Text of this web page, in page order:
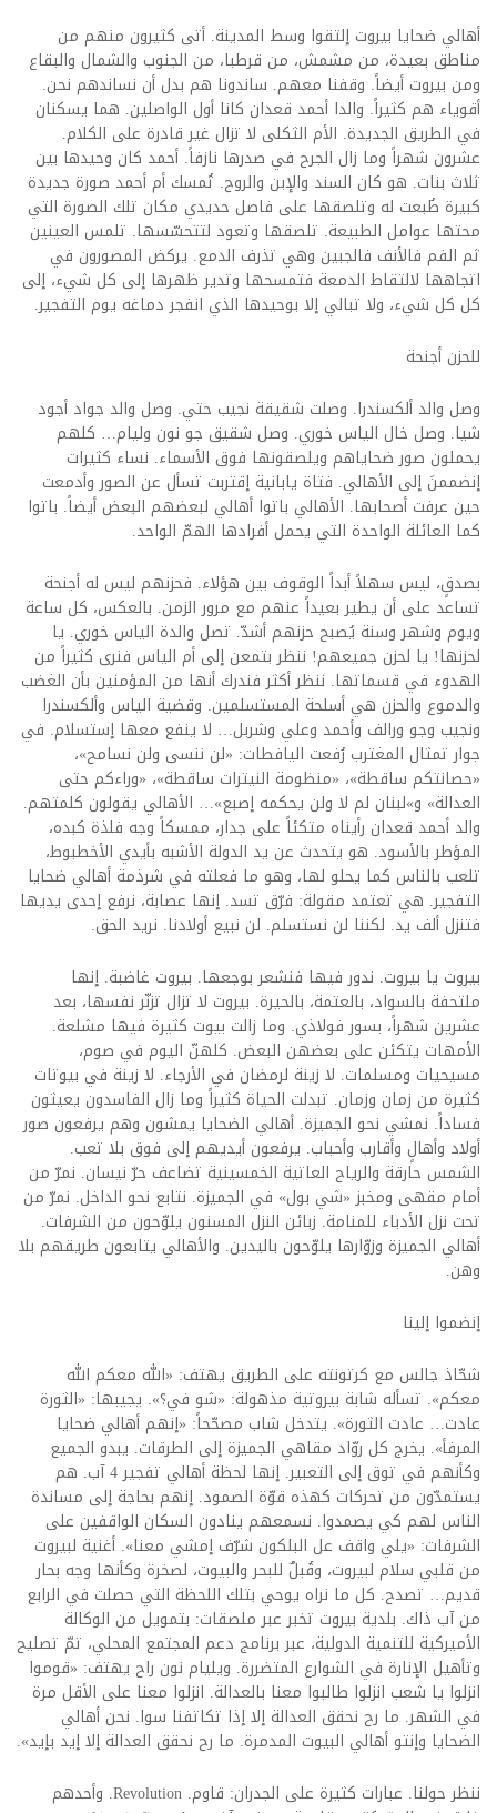
أهالي ضحايا بيروت إلتقوا وسط المدينة. أتى كثيرون منهم من
مناطق بعيدة، من مشمش، من قرطبا، من الجنوب والشمال والبقاع
ومن بيروت أيضاً. وقفنا معهم. ساندونا هم بدل أن نساندهم نحن.
أقوياء هم كثيراً. والدا أحمد قعدان كانا أول الواصلين. هما يسكنان
في الطريق الجديدة. الأم الثكلى لا تزال غير قادرة على الكلام.
عشرون شهراً وما زال الجرح في صدرها نازفاً. أحمد كان وحيدها بين
ثلاث بنات. هو كان السند والإبن والروح. تُمسك أم أحمد صورة جديدة
كبيرة طُبعت له وتلصقها على فاصل حديدي مكان تلك الصورة التي
محتها عوامل الطبيعة. تلصقها وتعود لتتحسّسها. تلمس العينين
ثم الفم فالأنف فالجبين وهي تذرف الدمع. يركض المصورون في
اتجاهها لالتقاط الدمعة فتمسحها وتدير ظهرها إلى كل شيء، إلى
كل كل شيء، ولا تبالي إلا بوحيدها الذي انفجر دماغه يوم التفجير.
للحزن أجنحة
وصل والد ألكسندرا. وصلت شقيقة نجيب حتي. وصل والد جواد أجود
شيا. وصل خال الياس خوري. وصل شقيق جو نون وليام… كلهم
يحملون صور ضحاياهم ويلصقونها فوق الأسماء. نساء كثيرات
إنضممنَ إلى الأهالي. فتاة يابانية إقتربت تسأل عن الصور وأدمعت
حين عرفت أصحابها. الأهالي باتوا أهالي لبعضهم البعض أيضاً. باتوا
كما العائلة الواحدة التي يحمل أفرادها الهمّ الواحد.
بصدقٍ، ليس سهلاً أبداً الوقوف بين هؤلاء. فحزنهم ليس له أجنحة
تساعد على أن يطير بعيداً عنهم مع مرور الزمن. بالعكس، كل ساعة
ويوم وشهر وسنة يُصبح حزنهم أشدّ. تصل والدة الياس خوري. يا
لحزنها! يا لحزن جميعهم! ننظر بتمعن إلى أم الياس فنرى كثيراً من
الهدوء في قسماتها. ننظر أكثر فندرك أنها من المؤمنين بأن الغضب
والدموع والحزن هي أسلحة المستسلمين. وقضية الياس وألكسندرا
ونجيب وجو ورالف وأحمد وعلي وشربل… لا ينفع معها إستسلام. في
جوار تمثال المغترب رُفعت اليافطات: «لن ننسى ولن نسامح»،
«حصانتكم ساقطة»، «منظومة النيترات ساقطة»، «وراءكم حتى
العدالة» و»لبنان لم لا ولن يحكمه إصبع»… الأهالي يقولون كلمتهم.
والد أحمد قعدان رأيناه متكئاً على جدار، ممسكاً وجه فلذة كبده،
المؤطر بالأسود. هو يتحدث عن يد الدولة الأشبه بأيدي الأخطبوط،
تلعب بالناس كما يحلو لها، وهو ما فعلته في شرذمة أهالي ضحايا
التفجير. هي تعتمد مقولة: فرّق تسد. إنها عصابة، نرفع إحدى يديها
فتنزل ألف يد. لكننا لن نستسلم. لن نبيع أولادنا. نريد الحق.
بيروت يا بيروت. ندور فيها فنشعر بوجعها. بيروت غاضبة. إنها
ملتحفة بالسواد، بالعتمة، بالحيرة. بيروت لا تزال تزنّر نفسها، بعد
عشرين شهراً، بسور فولاذي. وما زالت بيوت كثيرة فيها مشلعة.
الأمهات يتكئن على بعضهن البعض. كلهنّ اليوم في صوم،
مسيحيات ومسلمات. لا زينة لرمضان في الأرجاء. لا زينة في بيوتات
كثيرة من زمان وزمان. تبدلت الحياة كثيراً وما زال الفاسدون يعيثون
فساداً. نمشي نحو الجميزة. أهالي الضحايا يمشون وهم يرفعون صور
أولاد وأهالٍ وأقارب وأحباب. يرفعون أيديهم إلى فوق بلا تعب.
الشمس حارقة والرياح العاتية الخمسينية تضاعف حرّ نيسان. نمرّ من
أمام مقهى ومخبز «شي بول» في الجميزة. نتابع نحو الداخل. نمرّ من
تحت نزل الأدباء للمنامة. زبائن النزل المسنون يلوّحون من الشرفات.
أهالي الجميزة وزوّارها يلوّحون باليدين. والأهالي يتابعون طريقهم بلا
وهن.
إنضموا إلينا
شحّاذ جالس مع كرتونته على الطريق يهتف: «الله معكم الله
معكم». تسأله شابة بيروتية مذهولة: «شو في؟». يجيبها: «الثورة
عادت… عادت الثورة». يتدخل شاب مصحّحاً: «إنهم أهالي ضحايا
المرفأ». يخرج كل روّاد مقاهي الجميزة إلى الطرقات. يبدو الجميع
وكأنهم في توق إلى التعبير. إنها لحظة أهالي تفجير 4 آب. هم
يستمدّون من تحركات كهذه قوّة الصمود. إنهم بحاجة إلى مساندة
الناس لهم كي يصمدوا. نسمعهم ينادون السكان الواقفين على
الشرفات: «يلي واقف عل البلكون شرّف إمشي معنا». أغنية لبيروت
من قلبي سلام لبيروت، وقُبلٌ للبحر والبيوت، لصخرة وكأنها وجه بحار
قديم… تصدح. كل ما نراه يوحي بتلك اللحظة التي حصلت في الرابع
من آب ذاك. بلدية بيروت تخبر عبر ملصقات: بتمويل من الوكالة
الأميركية للتنمية الدولية، عبر برنامج دعم المجتمع المحلي، تمّ تصليح
وتأهيل الإنارة في الشوارع المتضررة. ويليام نون راح يهتف: «قوموا
انزلوا يا شعب انزلوا طالبوا معنا بالعدالة. انزلوا معنا على الأقل مرة
في الشهر. ما رح نحقق العدالة إلا إذا تكاتفنا سوا. نحن أهالي
الضحايا وإنتو أهالي البيوت المدمرة. ما رح نحقق العدالة إلا إيد بإيد».
ننظر حولنا. عبارات كثيرة على الجدران: قاوم. Revolution. وأحدهم